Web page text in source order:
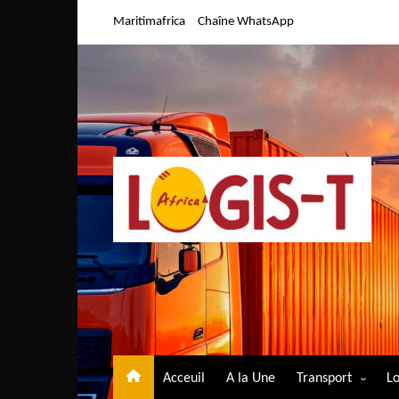
Maritimafrica Chaîne WhatsApp
Acceuil A la Une Transport